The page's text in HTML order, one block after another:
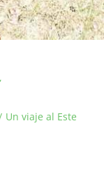
Un viaje al Este